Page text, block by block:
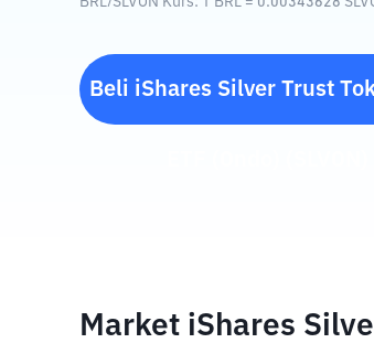
Beli iShares Silver Trust
Market iShares